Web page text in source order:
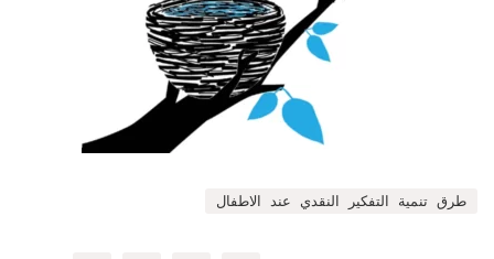
طرق تنمية التفكير النقدي عند الاطفال